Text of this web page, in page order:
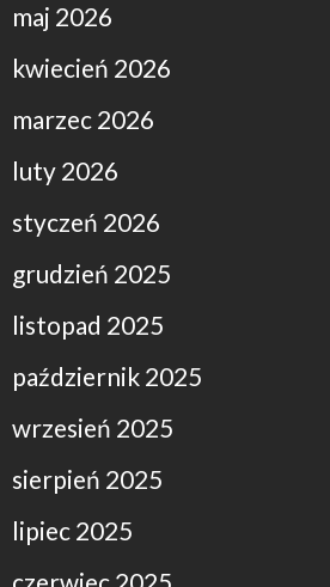
maj 2026
kwiecień 2026
marzec 2026
luty 2026
styczeń 2026
grudzień 2025
listopad 2025
październik 2025
wrzesień 2025
sierpień 2025
lipiec 2025